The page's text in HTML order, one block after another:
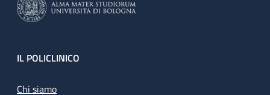
Footer
IL POLICLINICO
Chi siamo